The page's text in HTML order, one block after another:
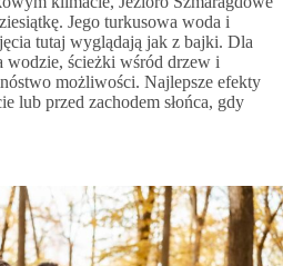
Jego turkusowa woda i
tutaj wyglądają jak z bajki. Dla
wodzie, ścieżki wśród drzew i
możliwości. Najlepsze efekty
lub przed zachodem słońca, gdy